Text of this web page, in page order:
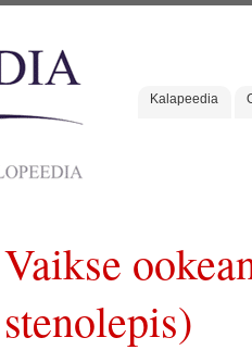
Kalapeedia
Vaikse
stenolepis)